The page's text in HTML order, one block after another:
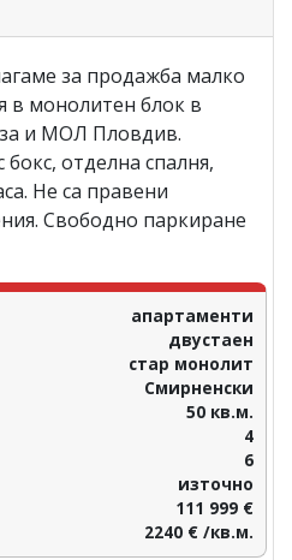
за продажба малко
в монолитен блок в
и МОЛ Пловдив.
отделна спалня,
Не са правени
Свободно паркиране
апартаменти
двустаен
стар монолит
Смирненски
50 кв.м.
4
6
източно
111 999 €
2240 € /кв.м.